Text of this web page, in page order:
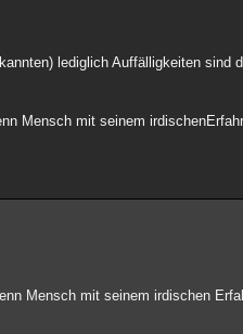
lediglich Auffälligkeiten sind
Mensch mit seinem
Mensch mit seinem irdischen